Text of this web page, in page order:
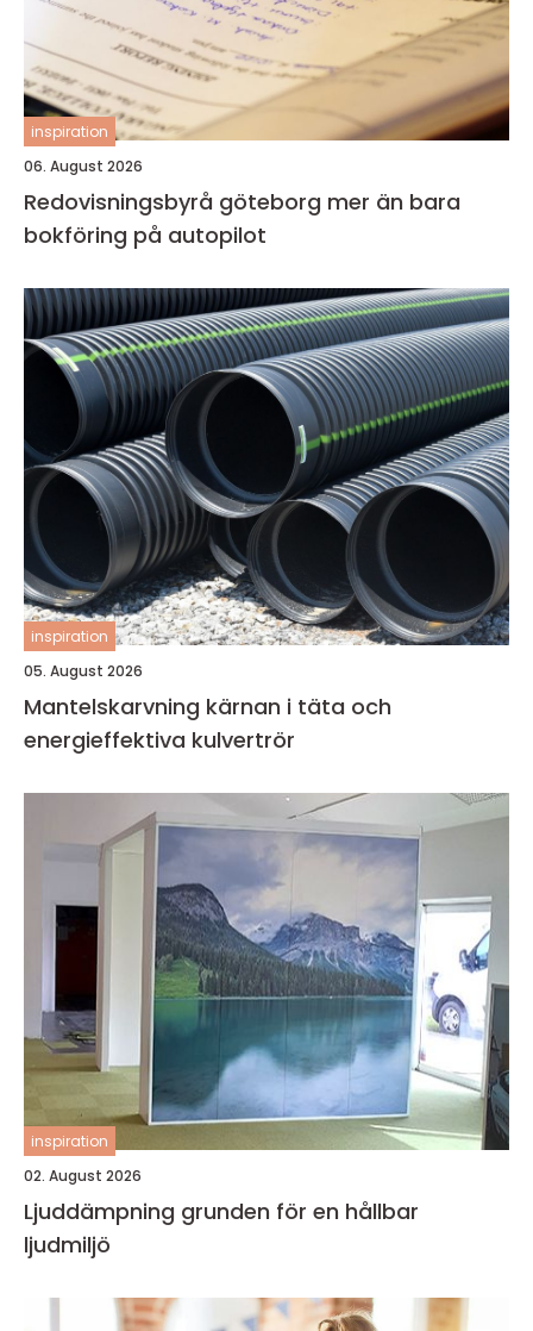
inspiration
06. August 2026
Redovisningsbyrå göteborg mer än bara
bokföring på autopilot
inspiration
05. August 2026
Mantelskarvning kärnan i täta och
energieffektiva kulvertrör
inspiration
02. August 2026
Ljuddämpning grunden för en hållbar
ljudmiljö